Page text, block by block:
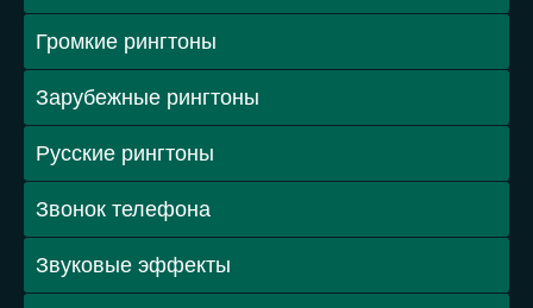
Громкие рингтоны
Зарубежные рингтоны
Русские рингтоны
Звонок телефона
Звуковые эффекты